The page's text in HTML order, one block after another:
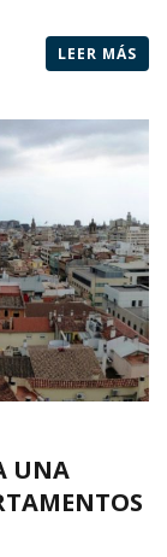
LEER MÁS
UNA